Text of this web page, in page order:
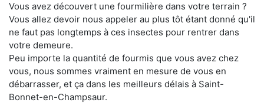
Vous avez découvert une fourmilière dans votre terrain ?
Vous allez devoir nous appeler au plus tôt étant donné qu'il
ne faut pas longtemps à ces insectes pour rentrer dans
votre demeure.
Peu importe la quantité de fourmis que vous avez chez
vous, nous sommes vraiment en mesure de vous en
débarrasser, et ça dans les meilleurs délais à Saint-
Bonnet-en-Champsaur.